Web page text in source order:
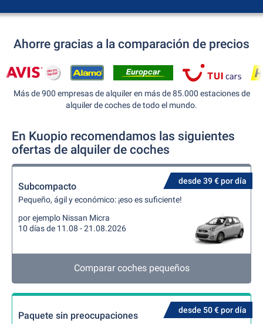
Ahorre gracias a la comparación de precios
Más de 900 empresas de alquiler en más de 85.000 estaciones de
alquiler de coches de todo el mundo.
En Kuopio recomendamos las siguientes
ofertas de alquiler de coches
desde 39 € por día
Subcompacto
Pequeño, ágil y económico: ¡eso es suficiente!
por ejemplo Nissan Micra
10 días de 11.08 - 21.08.2026
Comparar coches pequeños
desde 50 € por día
Paquete sin preocupaciones